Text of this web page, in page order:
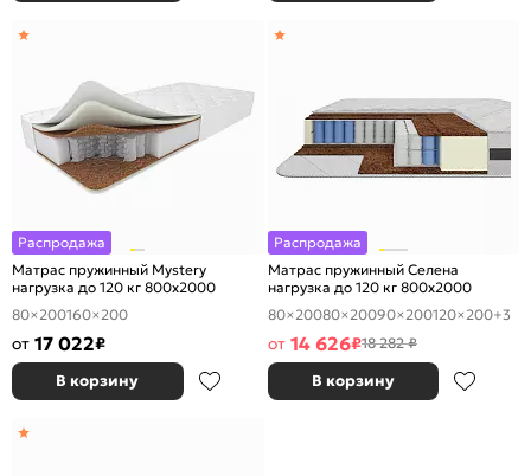
Распродажа
Матрас пружинный Mystery
нагрузка до 120 кг 800x2000
80×200160×200
от 17 022₽
В корзину
Распродажа
Матрас пружинный Селена
нагрузка до 120 кг 800x2000
80×20080×20090×200120×200+3
от 14 626₽18 282 ₽
В корзину